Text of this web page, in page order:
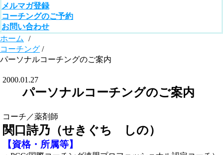
メルマガ登録
コーチングのご予約
お問い合わせ
ホーム
/
コーチング /
パーソナルコーチングのご案内
2000.01.27
パーソナルコーチングのご案内
コーチ／薬剤師
関口詩乃（せきぐち しの）
【資格・所属等】